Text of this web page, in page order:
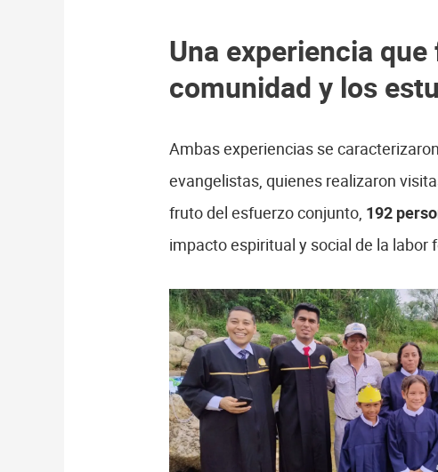
Una experiencia
comunidad y los
Ambas experiencias se
evangelistas, quienes realizaron
fruto del esfuerzo conjunto, 192
impacto espiritual y social de la labor